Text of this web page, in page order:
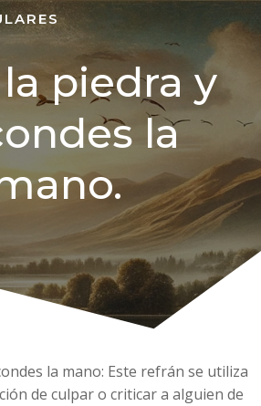
piedra y
la
la mano: Este refrán se utiliza
de culpar o criticar a alguien de